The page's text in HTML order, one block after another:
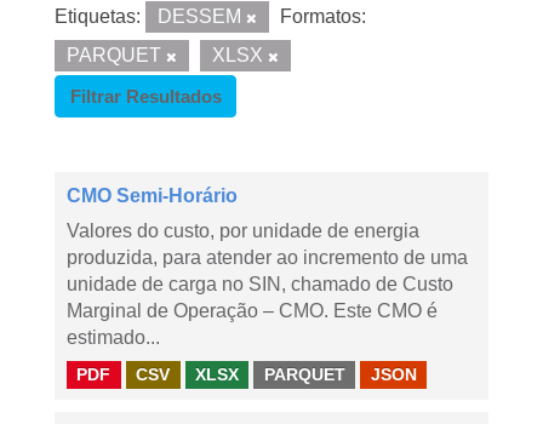
Etiquetas: DESSEM
Formatos:
PARQUET
XLSX
Filtrar Resultados
CMO Semi-Horário
Valores do custo, por unidade de energia
produzida, para atender ao incremento de uma
unidade de carga no SIN, chamado de Custo
Marginal de Operação – CMO. Este CMO é
estimado...
PDF CSV XLSX PARQUET JSON